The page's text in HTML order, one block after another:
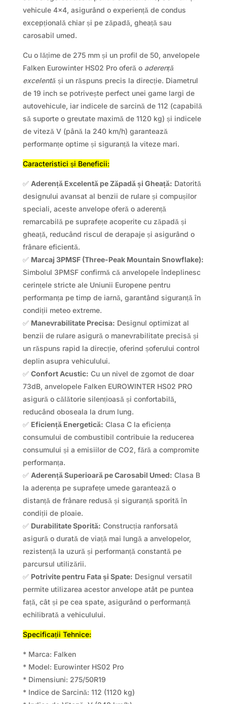
vehicule 4×4, asigurând o experiență de condus
excepțională chiar și pe zăpadă, gheață sau
carosabil umed.
Cu o lățime de 275 mm și un profil de 50, anvelopele
Falken Eurowinter HS02 Pro oferă o aderență
excelentă și un răspuns precis la direcție. Diametrul
de 19 inch se potrivește perfect unei game largi de
autovehicule, iar indicele de sarcină de 112 (capabilă
să suporte o greutate maximă de 1120 kg) și indicele
de viteză V (până la 240 km/h) garantează
performanțe optime și siguranță la viteze mari.
Caracteristici și Beneficii:
✅ Aderență Excelentă pe Zăpadă și Gheață: Datorită
designului avansat al benzii de rulare și compușilor
speciali, aceste anvelope oferă o aderență
remarcabilă pe suprafețe acoperite cu zăpadă și
gheață, reducând riscul de derapaje și asigurând o
frânare eficientă.
✅ Marcaj 3PMSF (Three-Peak Mountain Snowflake):
Simbolul 3PMSF confirmă că anvelopele îndeplinesc
cerințele stricte ale Uniunii Europene pentru
performanța pe timp de iarnă, garantând siguranță în
condiții meteo extreme.
✅ Manevrabilitate Precisa: Designul optimizat al
benzii de rulare asigură o manevrabilitate precisă și
un răspuns rapid la direcție, oferind șoferului control
deplin asupra vehiculului.
✅ Confort Acustic: Cu un nivel de zgomot de doar
73dB, anvelopele Falken EUROWINTER HS02 PRO
asigură o călătorie silențioasă și confortabilă,
reducând oboseala la drum lung.
✅ Eficiență Energetică: Clasa C la eficiența
consumului de combustibil contribuie la reducerea
consumului și a emisiilor de CO2, fără a compromite
performanța.
✅ Aderență Superioară pe Carosabil Umed: Clasa B
la aderența pe suprafețe umede garantează o
distanță de frânare redusă și siguranță sporită în
condiții de ploaie.
✅ Durabilitate Sporită: Construcția ranforsată
asigură o durată de viață mai lungă a anvelopelor,
rezistență la uzură și performanță constantă pe
parcursul utilizării.
✅ Potrivite pentru Fata și Spate: Designul versatil
permite utilizarea acestor anvelope atât pe puntea
față, cât și pe cea spate, asigurând o performanță
echilibrată a vehiculului.
Specificații Tehnice:
* Marca: Falken
* Model: Eurowinter HS02 Pro
* Dimensiuni: 275/50R19
* Indice de Sarcină: 112 (1120 kg)